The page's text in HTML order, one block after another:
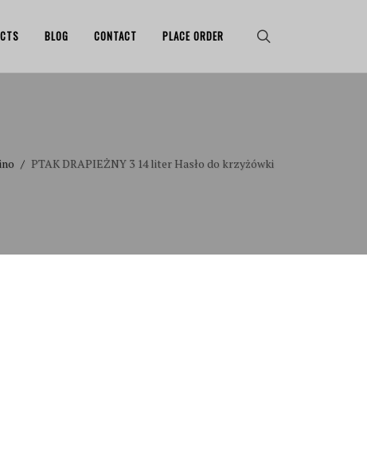
BLOG CONTACT PLACE ORDER
PTAK DRAPIEŻNY 3 14 liter Hasło do krzyżówki